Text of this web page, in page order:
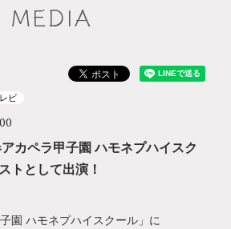
MEDIA
ビ
カペラ甲子園 ハモネプハイスク
トとして出演！
園 ハモネプハイスクール」に